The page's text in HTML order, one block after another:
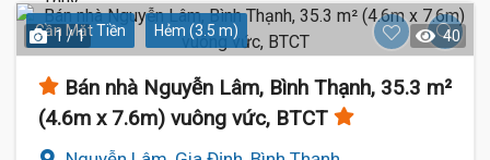
Gần Mặt Tiền Hẻm (3.5 m)
1 / 1 40
Bán nhà Nguyễn Lâm, Bình Thạnh, 35.3 m²
(4.6m x 7.6m) vuông vức, BTCT